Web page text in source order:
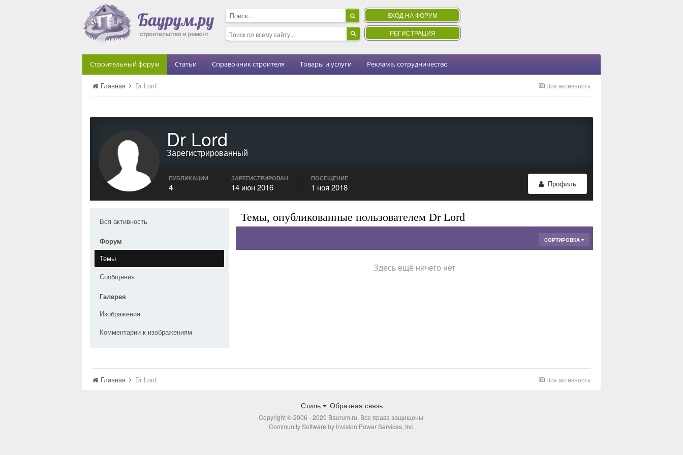
ВХОД НА ФОРУМ
РЕГИСТРАЦИЯ
Строительный форум Статьи Справочник строителя Товары и услуги Реклама, сотрудничество
Вся активность
Главная Dr Lord
Dr Lord
Зарегистрированный
Профиль
ПУБЛИКАЦИИ
4
ЗАРЕГИСТРИРОВАН
14 июн 2016
ПОСЕЩЕНИЕ
1 ноя 2018
Вся активность
Форум
Темы
Сообщения
Галерея
Изображения
Комментарии к изображениям
Темы, опубликованные пользователем Dr Lord
СОРТИРОВКА
Здесь ещё ничего нет
Вся активность
Главная Dr Lord
Стиль Обратная связь
Copyright © 2006 - 2020 Baurum.ru. Все права защищены.
Community Software by Invision Power Services, Inc.